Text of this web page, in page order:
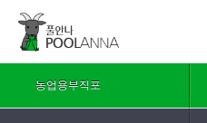
농업용부직포